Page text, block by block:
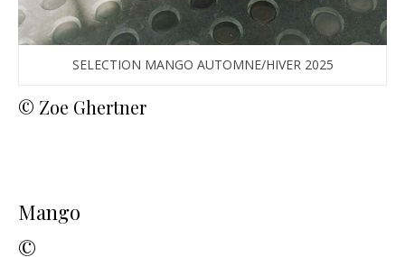
SELECTION MANGO AUTOMNE/HIVER 2025
© Zoe Ghertner
Mango
©